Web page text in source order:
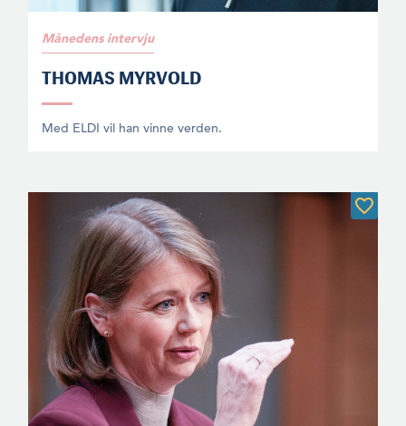
Månedens intervju
THOMAS MYRVOLD
Med ELDI vil han vinne verden.